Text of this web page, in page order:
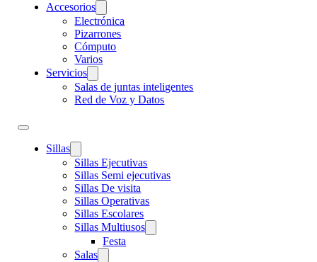
Accesorios
Electrónica
Pizarrones
Cómputo
Varios
Servicios
Salas de juntas inteligentes
Red de Voz y Datos
Sillas
Sillas Ejecutivas
Sillas Semi ejecutivas
Sillas De visita
Sillas Operativas
Sillas Escolares
Sillas Multiusos
Festa
Salas